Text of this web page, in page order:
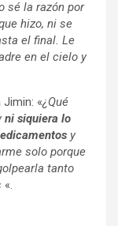
sé la razón por
hizo, ni se
el final. Le
en el cielo y
«¿Qué
ni siquiera lo
y
solo porque
tanto
«.